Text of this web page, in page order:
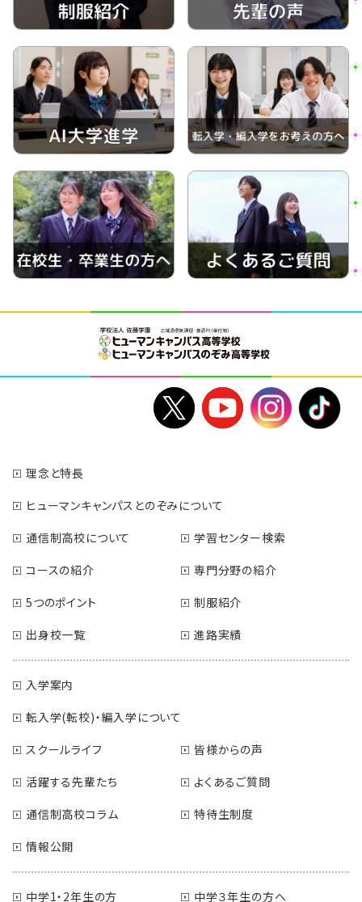
理念と特長
ヒューマンキャンパスとのぞみについて
通信制高校について
学習センター検索
コースの紹介
専門分野の紹介
5つのポイント
制服紹介
出身校一覧
進路実績
入学案内
転入学(転校)・編入学について
スクールライフ
皆様からの声
活躍する先輩たち
よくあるご質問
通信制高校コラム
特待生制度
情報公開
中学1・2年生の方 中学３年生の方へ